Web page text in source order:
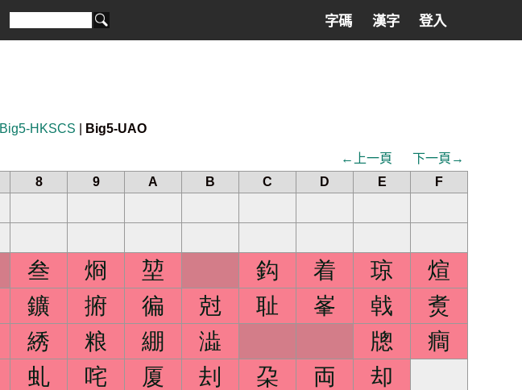
字碼 漢字 登入
Big5-HKSCS Big5-UAO
←上一頁
下一頁→
8 9 A B C D E
F
叁 烱 堃 鈎 着 琼 煊
鑛 捬 徧 尅 耻 峯 㦸 煑
綉 粮 綳 澁 牕 癎
虬 咤 厦 刦 朶 両 却